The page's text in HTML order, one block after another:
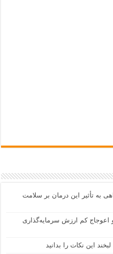
به تأثیر این درمان بر سلامت
اعوجاج کم ارزش سرمایه‌گذاری
این نکات را بدانید